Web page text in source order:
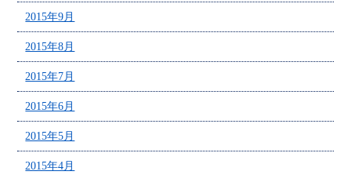
2015年9月
2015年8月
2015年7月
2015年6月
2015年5月
2015年4月